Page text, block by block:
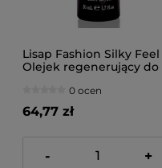
Lisap Fashion Silky Feel
Olejek regenerujący do
0 ocen
64,77 zł
- +